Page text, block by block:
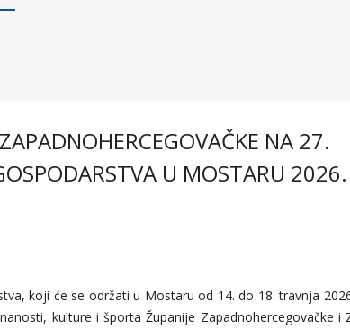
NA 27.
U MOSTARU 2026.
koji će se održati u Mostaru od 14. do 18. travnja
kulture i športa Županije Zapadnohercegovačke i